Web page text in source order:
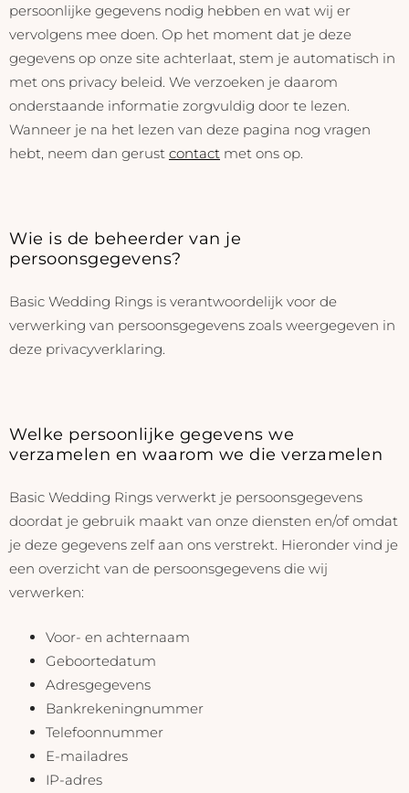
persoonlijke gegevens nodig hebben en wat wij er
vervolgens mee doen. Op het moment dat je deze
gegevens op onze site achterlaat, stem je automatisch in
met ons privacy beleid. We verzoeken je daarom
onderstaande informatie zorgvuldig door te lezen.
Wanneer je na het lezen van deze pagina nog vragen
hebt, neem dan gerust contact met ons op.
Wie is de beheerder van je
persoonsgegevens?
Basic Wedding Rings is verantwoordelijk voor de
verwerking van persoonsgegevens zoals weergegeven in
deze privacyverklaring.
Welke persoonlijke gegevens we
verzamelen en waarom we die verzamelen
Basic Wedding Rings verwerkt je persoonsgegevens
doordat je gebruik maakt van onze diensten en/of omdat
je deze gegevens zelf aan ons verstrekt. Hieronder vind je
een overzicht van de persoonsgegevens die wij
verwerken:
Voor- en achternaam
Geboortedatum
Adresgegevens
Bankrekeningnummer
Telefoonnummer
E-mailadres
IP-adres